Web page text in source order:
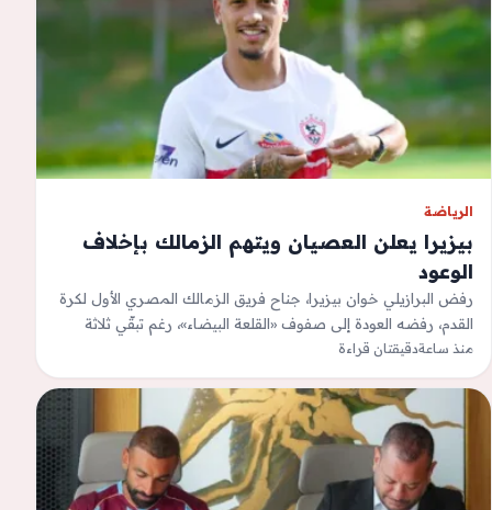
الرياضة
بيزيرا يعلن العصيان ويتهم الزمالك بإخلاف
الوعود
رفض البرازيلي خوان بيزيرا، جناح فريق الزمالك المصري الأول لكرة
القدم، رفضه العودة إلى صفوف «القلعة البيضاء»، رغم تبقّي ثلاثة
مواسم على…
منذ ساعةدقيقتان قراءة